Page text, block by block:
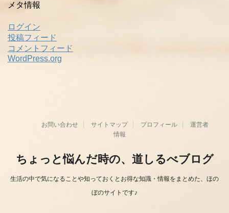
メタ情報
ログイン
投稿フィード
コメントフィード
WordPress.org
お問い合わせ サイトマップ プロフィール
運営者
情報
ちょっと悩んだ時の、道しるべブログ
生活の中で気になることや知っておくとお得な知識・情報をまとめた、ほの
ぼのサイトです♪